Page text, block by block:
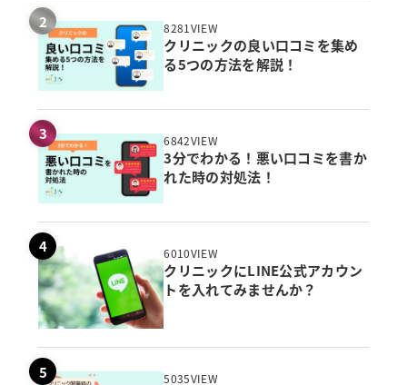
8281VIEW
クリニックの良い口コミを集め
る5つの方法を解説！
6842VIEW
3分でわかる！悪い口コミを書か
れた時の対処法！
6010VIEW
クリニックにLINE公式アカウン
トを入れてみませんか？
5035VIEW